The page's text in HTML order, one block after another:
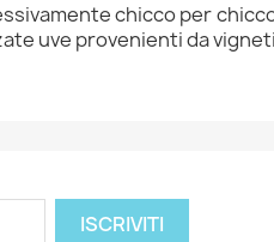
chicco per
uve provenienti da